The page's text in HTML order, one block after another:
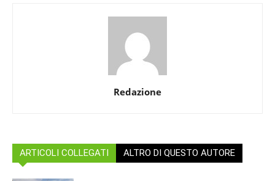
Redazione
ARTICOLI COLLEGATI ALTRO DI QUESTO AUTORE